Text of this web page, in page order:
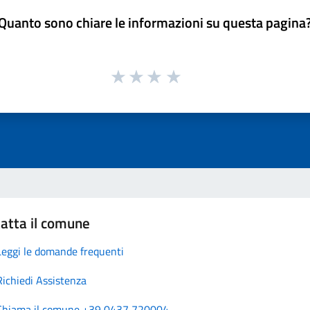
sono chiare le informazioni su questa
il comune
le domande frequenti
Assistenza